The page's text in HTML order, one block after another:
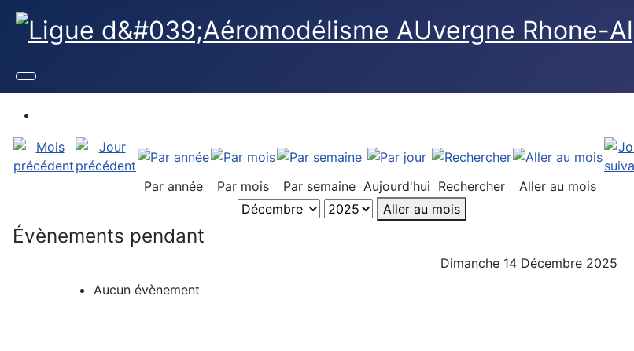
Par année Par mois Par semaine Aujourd'hui Rechercher
Aller au mois
Aller au mois
Évènements pendant
Dimanche 14 Décembre 2025
Aucun évènement